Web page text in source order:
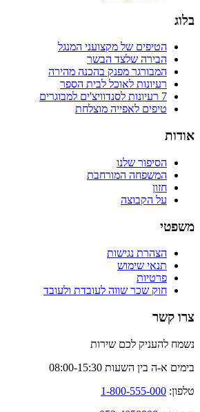
בלוג
הטיפים של מקצועני המנגל
הבירה שלצד הבשר
המבורגר מפנק בהכנה מהירה
רעיונות לאוכל לבית הספר
7 רעיונות לסנדוויצ'ים למבוגרים
טיפים לאפייה מוצלחת
אודות
הסיפור שלנו
המשפחה המורחבת
חזון
על הקבוצה
משפטי
הצהרת נגישות
תנאי שימוש
פרטיות
חוק שכר שווה לעובדת ולעובד
צרו קשר
נשמח להעניק לכם שירות
בימים א-ה בין השעות 08:00-15:30
טלפון: 1-800-555-000